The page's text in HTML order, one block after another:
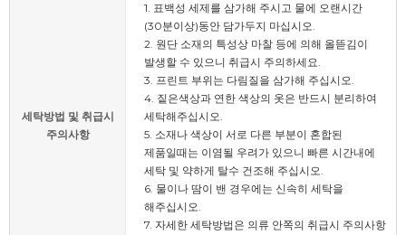
세탁방법 및 취급시
주의사항
1. 표백성 세제를 삼가해 주시고 물에 오랜시간
(30분이상)동안 담가두지 마십시오.
2. 원단 소재의 특성상 마찰 등에 의해 올뜯김이
발생할 수 있으니 취급시 주의하세요.
3. 프린트 부위는 다림질을 삼가해 주십시오.
4. 짙은색상과 연한 색상의 옷은 반드시 분리하여
세탁해주십시오.
5. 소재나 색상이 서로 다른 부분이 혼합된
제품일때는 이염될 우려가 있으니 빠른 시간내에
세탁 및 약하게 탈수 건조해 주십시오.
6. 물이나 땀이 밴 경우에는 신속히 세탁을
해주십시오.
7. 자세한 세탁방법은 의류 안쪽의 취급시 주의사항